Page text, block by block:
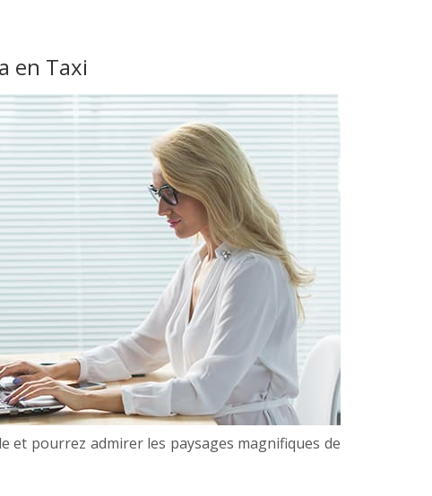
en Taxi
et pourrez admirer les paysages magnifiques de